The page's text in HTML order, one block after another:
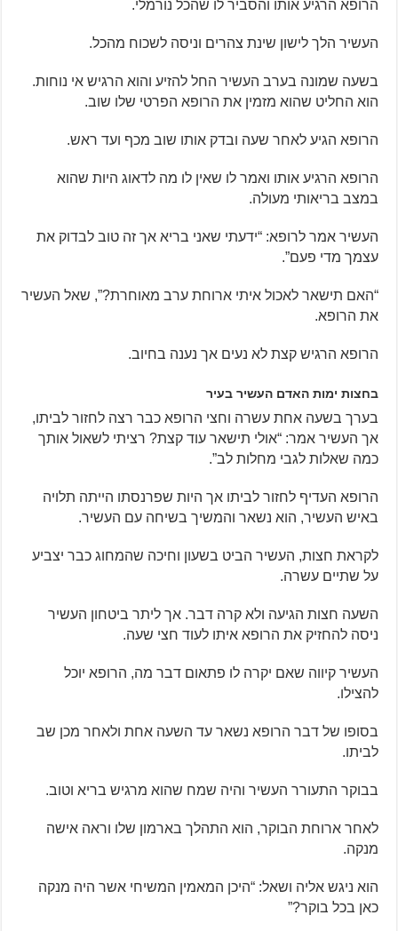
הרופא הרגיע אותו והסביר לו שהכל נורמלי.
העשיר הלך לישון שינת צהרים וניסה לשכוח מהכל.
בשעה שמונה בערב העשיר החל להזיע והוא הרגיש אי נוחות.
הוא החליט שהוא מזמין את הרופא הפרטי שלו שוב.
הרופא הגיע לאחר שעה ובדק אותו שוב מכף ועד ראש.
הרופא הרגיע אותו ואמר לו שאין לו מה לדאוג היות שהוא
במצב בריאותי מעולה.
העשיר אמר לרופא: “ידעתי שאני בריא אך זה טוב לבדוק את
עצמך מדי פעם”.
“האם תישאר לאכול איתי ארוחת ערב מאוחרת?”, שאל העשיר
את הרופא.
הרופא הרגיש קצת לא נעים אך נענה בחיוב.
בחצות ימות האדם העשיר בעיר
בערך בשעה אחת עשרה וחצי הרופא כבר רצה לחזור לביתו,
אך העשיר אמר: “אולי תישאר עוד קצת? רציתי לשאול אותך
כמה שאלות לגבי מחלות לב”.
הרופא העדיף לחזור לביתו אך היות שפרנסתו הייתה תלויה
באיש העשיר, הוא נשאר והמשיך בשיחה עם העשיר.
לקראת חצות, העשיר הביט בשעון וחיכה שהמחוג כבר יצביע
על שתיים עשרה.
השעה חצות הגיעה ולא קרה דבר. אך ליתר ביטחון העשיר
ניסה להחזיק את הרופא איתו לעוד חצי שעה.
העשיר קיווה שאם יקרה לו פתאום דבר מה, הרופא יוכל
להצילו.
בסופו של דבר הרופא נשאר עד השעה אחת ולאחר מכן שב
לביתו.
בבוקר התעורר העשיר והיה שמח שהוא מרגיש בריא וטוב.
לאחר ארוחת הבוקר, הוא התהלך בארמון שלו וראה אישה
מנקה.
הוא ניגש אליה ושאל: “היכן המאמין המשיחי אשר היה מנקה
כאן בכל בוקר?”